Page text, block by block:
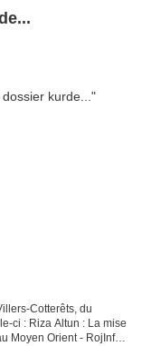
Cotterêts, du
ci : Riza Altun : La mise
Moyen Orient - RojInfo